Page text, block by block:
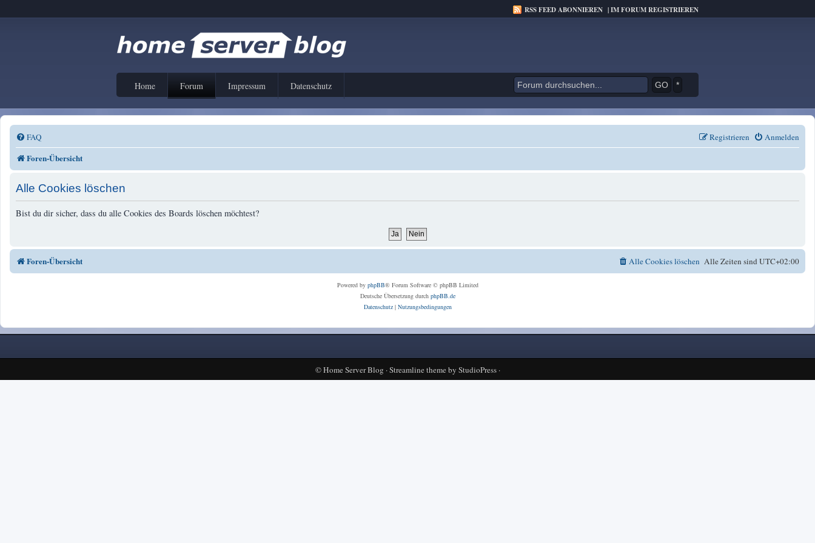
RSS FEED ABONNIEREN |IM FORUM REGISTRIEREN
Home Forum Impressum Datenschutz *
FAQ Anmelden
Registrieren
Foren-Übersicht
Alle Cookies löschen
Bist du dir sicher, dass du alle Cookies des Boards löschen möchtest?
Foren-Übersicht Alle Zeiten sindUTC+02:00
Alle Cookies löschen
Powered by phpBB® Forum Software © phpBB Limited
Deutsche Übersetzung durch phpBB.de
Datenschutz| Nutzungsbedingungen
©Home Server Blog ·Streamline themeby StudioPress·